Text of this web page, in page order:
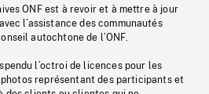
ONF est à revoir et à mettre à jour
l’assistance des communautés
autochtone de l’ONF.
l’octroi de licences pour les
représentant des participants et